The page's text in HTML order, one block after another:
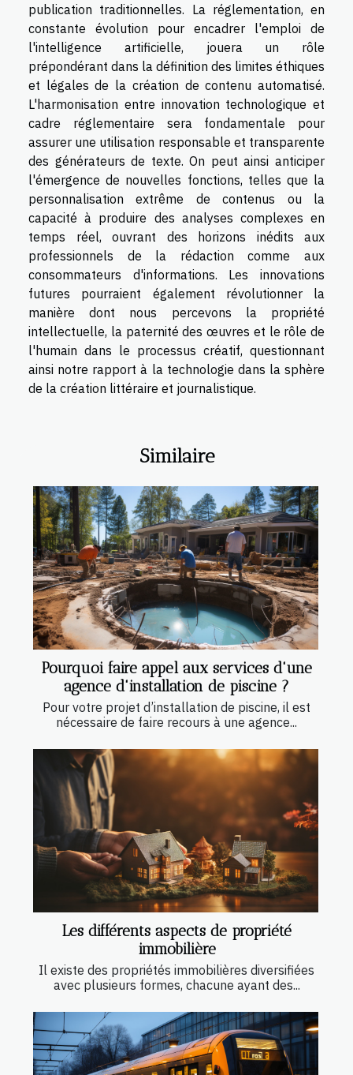
publication traditionnelles. La réglementation, en
constante évolution pour encadrer l'emploi de
l'intelligence artificielle, jouera un rôle
prépondérant dans la définition des limites éthiques
et légales de la création de contenu automatisé.
L'harmonisation entre innovation technologique et
cadre réglementaire sera fondamentale pour
assurer une utilisation responsable et transparente
des générateurs de texte. On peut ainsi anticiper
l'émergence de nouvelles fonctions, telles que la
personnalisation extrême de contenus ou la
capacité à produire des analyses complexes en
temps réel, ouvrant des horizons inédits aux
professionnels de la rédaction comme aux
consommateurs d'informations. Les innovations
futures pourraient également révolutionner la
manière dont nous percevons la propriété
intellectuelle, la paternité des œuvres et le rôle de
l'humain dans le processus créatif, questionnant
ainsi notre rapport à la technologie dans la sphère
de la création littéraire et journalistique.
Similaire
Pourquoi faire appel aux services d'une
agence d'installation de piscine ?
Pour votre projet d’installation de piscine, il est
nécessaire de faire recours à une agence...
Les différents aspects de propriété
immobilière
Il existe des propriétés immobilières diversifiées
avec plusieurs formes, chacune ayant des...